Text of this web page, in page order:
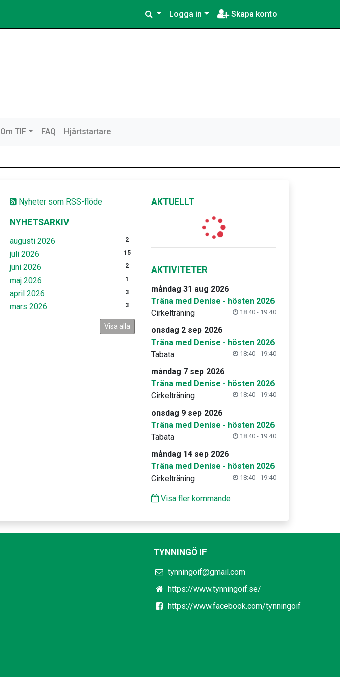
Logga in Skapa konto
Om TIF FAQ Hjärtstartare
Nyheter som RSS-flöde
NYHETSARKIV
augusti 2026 2
juli 2026 15
juni 2026 2
maj 2026 1
april 2026 3
mars 2026 3
Visa alla
AKTUELLT
AKTIVITETER
måndag 31 aug 2026
Träna med Denise - hösten 2026
18:40 - 19:40
Cirkelträning
onsdag 2 sep 2026
Träna med Denise - hösten 2026
18:40 - 19:40
Tabata
måndag 7 sep 2026
Träna med Denise - hösten 2026
18:40 - 19:40
Cirkelträning
onsdag 9 sep 2026
Träna med Denise - hösten 2026
18:40 - 19:40
Tabata
måndag 14 sep 2026
Träna med Denise - hösten 2026
18:40 - 19:40
Cirkelträning
Visa fler kommande
TYNNINGÖ IF
tynningoif@gmail.com
https://www.tynningoif.se/
https://www.facebook.com/tynningoif